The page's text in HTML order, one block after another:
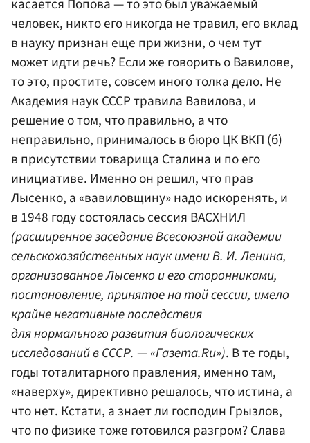
касается Попова — то это был уважаемый
человек, никто его никогда не травил, его вклад
в науку признан еще при жизни, о чем тут
может идти речь? Если же говорить о Вавилове,
то это, простите, совсем иного толка дело. Не
Академия наук СССР травила Вавилова, и
решение о том, что правильно, а что
неправильно, принималось в бюро ЦК ВКП (б)
в присутствии товарища Сталина и по его
инициативе. Именно он решил, что прав
Лысенко, а «вавиловщину» надо искоренять, и
в 1948 году состоялась сессия ВАСХНИЛ
(расширенное заседание Всесоюзной академии
сельскохозяйственных наук имени В. И. Ленина,
организованное Лысенко и его сторонниками,
постановление, принятое на той сессии, имело
крайне негативные последствия
для нормального развития биологических
исследований в СССР. — «Газета.Ru»). В те годы,
годы тоталитарного правления, именно там,
«наверху», директивно решалось, что истина, а
что нет. Кстати, а знает ли господин Грызлов,
что по физике тоже готовился разгром? Слава